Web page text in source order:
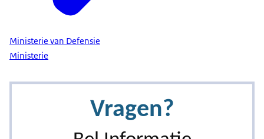
Ministerie van Defensie
Ministerie